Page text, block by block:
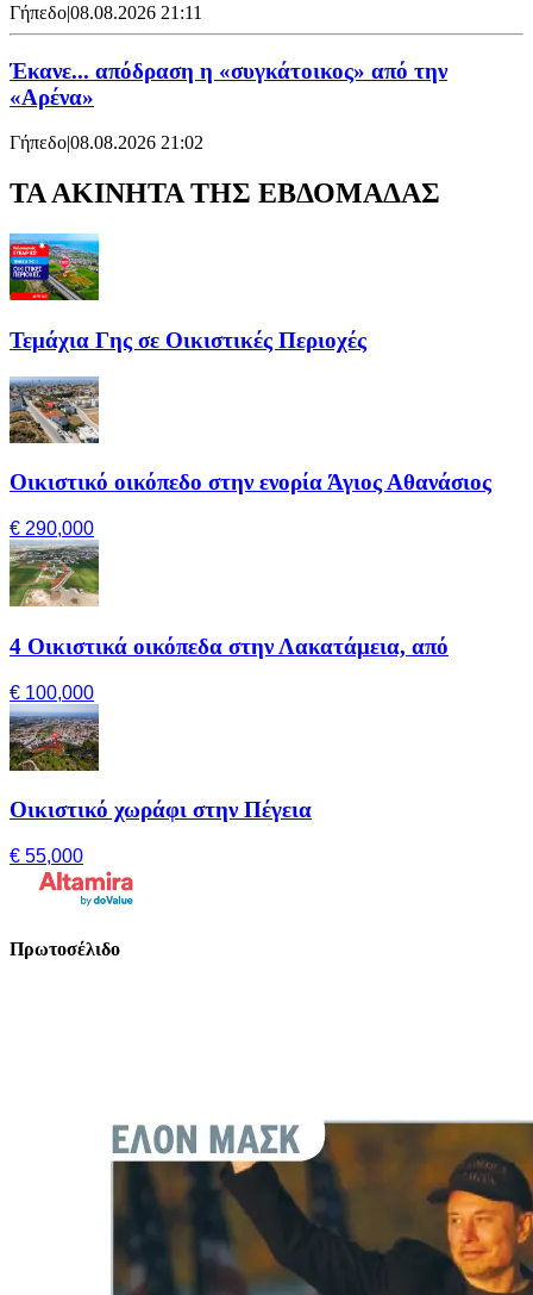
Γήπεδο|08.08.2026 21:11
Έκανε... απόδραση η «συγκάτοικος» από την
«Αρένα»
Γήπεδο|08.08.2026 21:02
ΤΑ ΑΚΙΝΗΤΑ ΤΗΣ ΕΒΔΟΜΑΔΑΣ
Τεμάχια Γης σε Οικιστικές Περιοχές
Οικιστικό οικόπεδο στην ενορία Άγιος Αθανάσιος
€ 290,000
4 Οικιστικά οικόπεδα στην Λακατάμεια, από
€ 100,000
Οικιστικό χωράφι στην Πέγεια
€ 55,000
Πρωτοσέλιδο